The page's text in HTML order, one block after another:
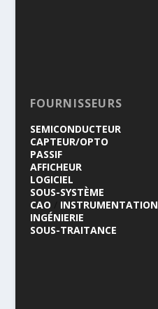
FOURNISSEURS
SEMICONDUCTEUR
CAPTEUR/OPTO
PASSIF
AFFICHEUR
LOGICIEL
SOUS-SYSTÈME
CAO
INSTRUMENTATION
INGÉNIERIE
SOUS-TRAITANCE